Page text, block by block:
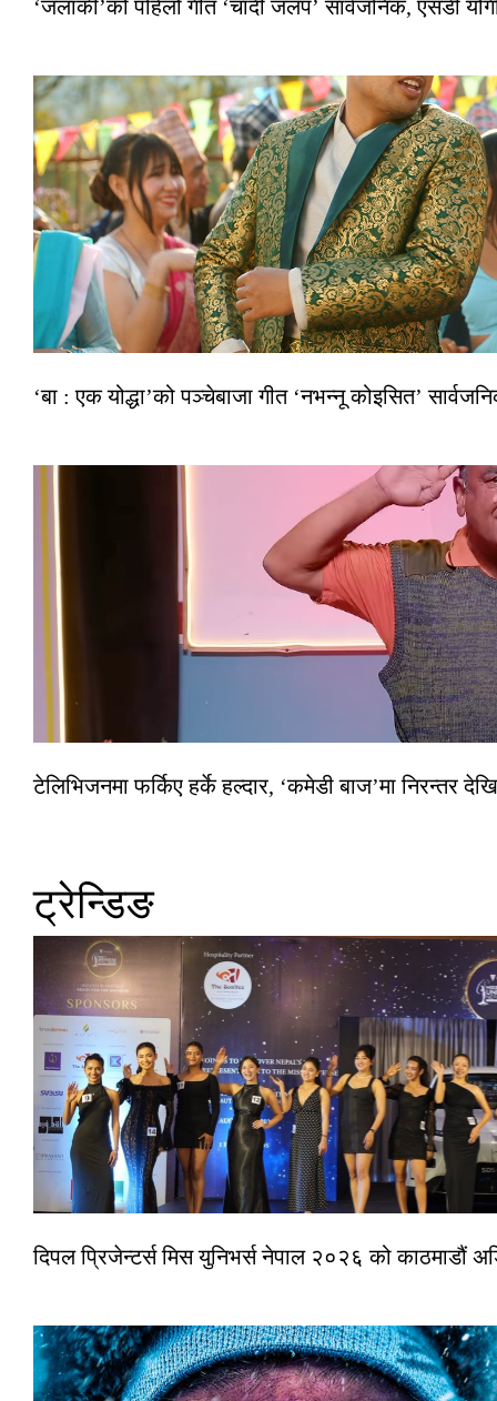
‘जलाकी’को पहिलो गीत ‘चाँदी जलप’ सार्वजनिक, एसडी
‘बा : एक योद्धा’को पञ्चेबाजा गीत ‘नभन्नू कोइसित’
टेलिभिजनमा फर्किए हर्के हल्दार, ‘कमेडी बाज’मा निरन्तर
ट्रेन्डिङ
दिपल प्रिजेन्टर्स मिस युनिभर्स नेपाल २०२६ को काठमाडौं